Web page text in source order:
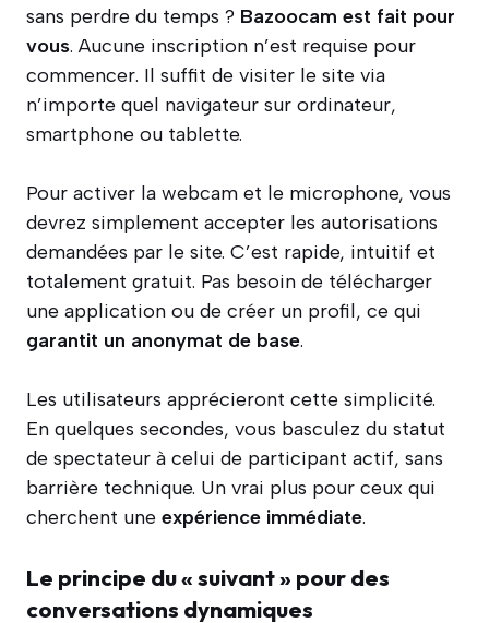
sans perdre du temps ? Bazoocam est fait pour
vous. Aucune inscription n’est requise pour
commencer. Il suffit de visiter le site via
n’importe quel navigateur sur ordinateur,
smartphone ou tablette.
Pour activer la webcam et le microphone, vous
devrez simplement accepter les autorisations
demandées par le site. C’est rapide, intuitif et
totalement gratuit. Pas besoin de télécharger
une application ou de créer un profil, ce qui
garantit un anonymat de base.
Les utilisateurs apprécieront cette simplicité.
En quelques secondes, vous basculez du statut
de spectateur à celui de participant actif, sans
barrière technique. Un vrai plus pour ceux qui
cherchent une expérience immédiate.
Le principe du « suivant » pour des
conversations dynamiques